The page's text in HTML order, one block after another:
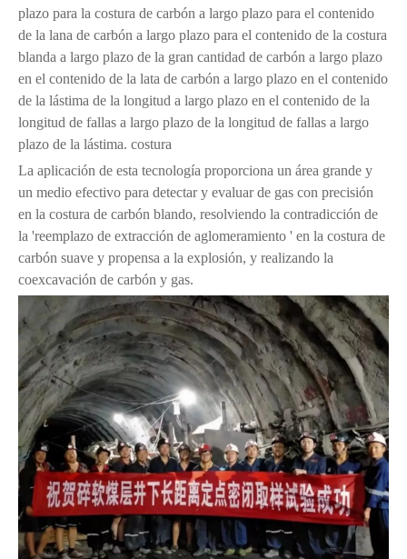
plazo para la costura de carbón a largo plazo para el contenido
de la lana de carbón a largo plazo para el contenido de la costura
blanda a largo plazo de la gran cantidad de carbón a largo plazo
en el contenido de la lata de carbón a largo plazo en el contenido
de la lástima de la longitud a largo plazo en el contenido de la
longitud de fallas a largo plazo de la longitud de fallas a largo
plazo de la lástima. costura
La aplicación de esta tecnología proporciona un área grande y
un medio efectivo para detectar y evaluar de gas con precisión
en la costura de carbón blando, resolviendo la contradicción de
la 'reemplazo de extracción de aglomeramiento ' en la costura de
carbón suave y propensa a la explosión, y realizando la
coexcavación de carbón y gas.